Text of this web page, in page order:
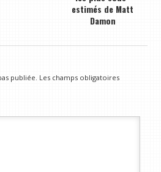
estimés de Matt
Damon
publiée. Les champs obligatoires